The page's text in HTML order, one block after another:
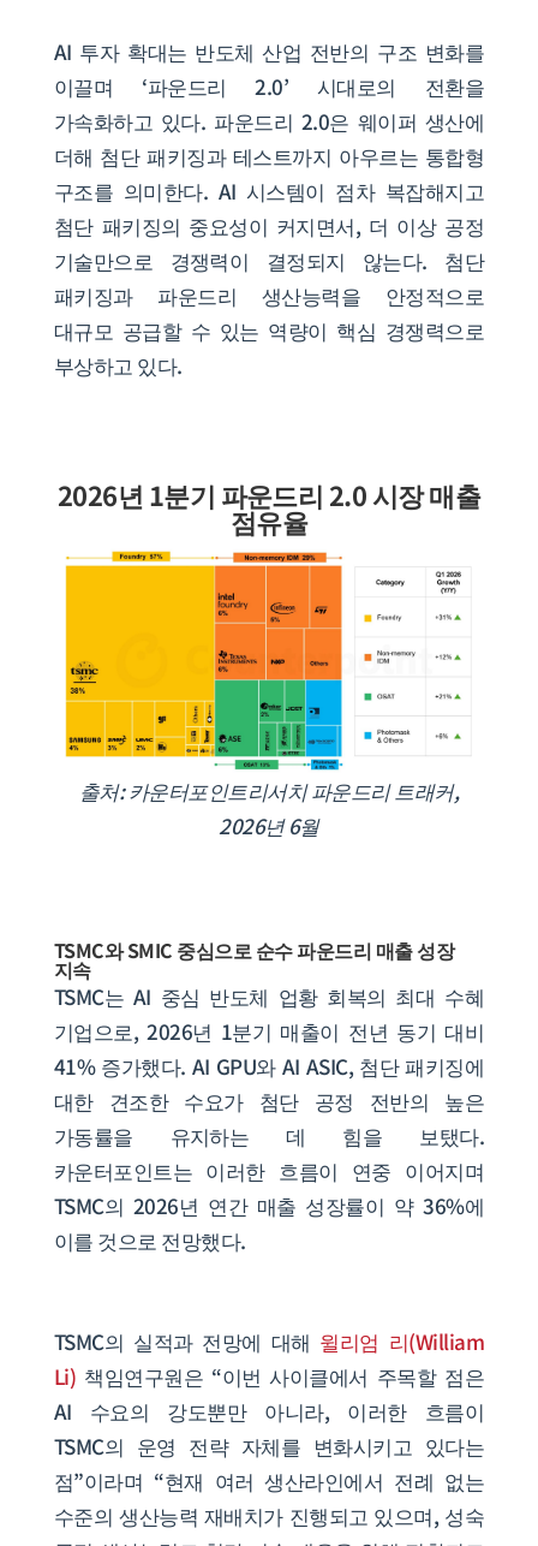
AI 투자 확대는 반도체 산업 전반의 구조 변화를
이끌며 ‘파운드리 2.0’ 시대로의 전환을
가속화하고 있다. 파운드리 2.0은 웨이퍼 생산에
더해 첨단 패키징과 테스트까지 아우르는 통합형
구조를 의미한다. AI 시스템이 점차 복잡해지고
첨단 패키징의 중요성이 커지면서, 더 이상 공정
기술만으로 경쟁력이 결정되지 않는다. 첨단
패키징과 파운드리 생산능력을 안정적으로
대규모 공급할 수 있는 역량이 핵심 경쟁력으로
부상하고 있다.
2026년 1분기 파운드리 2.0 시장 매출
점유율
출처: 카운터포인트리서치 파운드리 트래커,
2026년 6월
TSMC와 SMIC 중심으로 순수 파운드리 매출 성장
지속
TSMC는 AI 중심 반도체 업황 회복의 최대 수혜
기업으로, 2026년 1분기 매출이 전년 동기 대비
41% 증가했다. AI GPU와 AI ASIC, 첨단 패키징에
대한 견조한 수요가 첨단 공정 전반의 높은
가동률을 유지하는 데 힘을 보탰다.
카운터포인트는 이러한 흐름이 연중 이어지며
TSMC의 2026년 연간 매출 성장률이 약 36%에
이를 것으로 전망했다.
TSMC의 실적과 전망에 대해 윌리엄 리(William
Li) 책임연구원은 “이번 사이클에서 주목할 점은
AI 수요의 강도뿐만 아니라, 이러한 흐름이
TSMC의 운영 전략 자체를 변화시키고 있다는
점”이라며 “현재 여러 생산라인에서 전례 없는
수준의 생산능력 재배치가 진행되고 있으며, 성숙